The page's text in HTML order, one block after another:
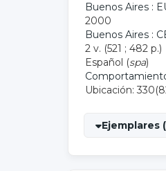
Buenos Aires :
2000
Buenos Aires :
2 v. (521 ; 482 p.)
Español (spa)
Ubicación:
Ejemplares